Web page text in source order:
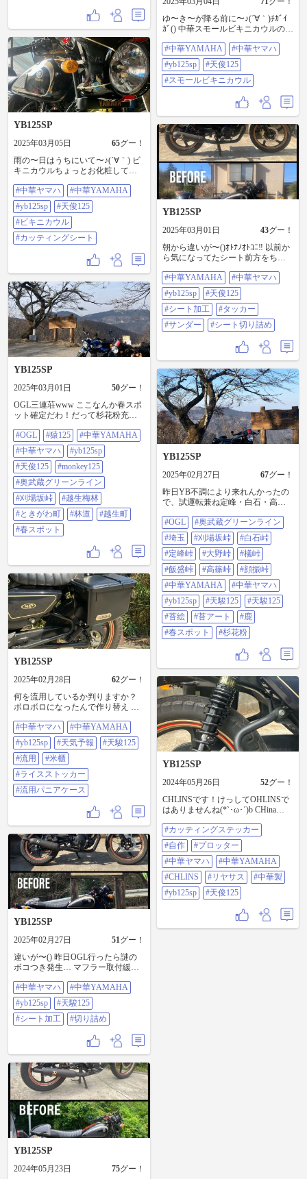
YB125SP
2025年03月05日 65グー！
雨の〜日はうちにいて〜♪(´∀｀) ビ
キニカウルちょっとお化粧してみ
www #中華ヤマハ#中華
YAMAHA#YB125SP#天俊125#ビキ
ニカウル#カッティングシート
#中華ヤマハ
#中華YAMAHA
#yb125sp
#天俊125
#ビキニカウル
#カッティングシート
ゆ〜き〜が降る前に〜♪(´∀｀)ﾁｶﾞｲ
ｶﾞ() 中華スモールビキニカウルの仮
ライト位置下げたいなぁ… #中華
YAMAHA#中華ヤマハ#YB125SP#
天俊125#スモールビキニカウル
#中華YAMAHA
#中華ヤマハ
#yb125sp
#天俊125
#スモールビキニカウル
YB125SP
2025年03月01日 50グー！
OGL三連荘www ここなんか春スポ
ット確定だわ！だって杉花粉充満
は梅でも梅林ではありませんぞ＾
＾ #OGL#猿125#中華YAMAHA#中
華ヤマハ#YB125SP#天俊
125#Monkey125#奥武蔵グリーンラ
イン#刈場坂峠#越生梅林#ときがわ
町#林道#越生町#春スポット
#OGL #猿125
#中華YAMAHA
#中華ヤマハ
#yb125sp
#天俊125
#monkey125
#奥武蔵グリーンライン
#刈場坂峠
#越生梅林
#ときがわ町
#林道
#越生町
#春スポット
YB125SP
2025年03月01日 43グー！
朝から違いが〜()ｵﾄﾅﾉｵﾄｺﾆ‼︎ 以前か
ら気になってたシート前方をちと
YAMAHA#中華ヤマハ#YB125SP#
天俊125#シート加工#タッカー#サ
ンダー#シート切り詰め
#中華YAMAHA
#中華ヤマハ
#yb125sp
#天俊125
#シート加工
#タッカー
#サンダー
#シート切り詰め
YB125SP
2025年02月28日 62グー！
何を流用しているか判りますか？
ボロボロになったんで作り替え 以
がってたんで、化粧直ししてから
取付ってねε-(´∀｀; ) 「ライススト
ッカー」ではなく「ナイスストッ
カー」です！(*`･ω･´)ｷﾘｯ 米5kgは運
べるやもしれぬwww #中華ヤマハ#
中華YAMAHA#YB125SP#天気予報
#天駿125#流用#米櫃#ライスストッ
カー#流用パニアケース
#中華ヤマハ
#中華YAMAHA
#yb125sp
#天気予報
#天駿125
#流用
#米櫃
#ライスストッカー
#流用パニアケース
YB125SP
2025年02月27日 67グー！
昨日YB不調により来れんかったの
で、試運転兼ね定峰・白石・高
振峠〜鎌北湖のOGL散歩で峠三昧(*
´Д｀*)ｻﾐｲﾜ… で春スポット? ここな
んか確定だわ！だって杉花粉充満
しとるがな･:*+.\(( °ω° ))/.:+ｳｪｰｲ‼︎
#OGL#奥武蔵グリーンライン#埼玉
#刈場坂峠#白石峠#定峰峠#大野峠#
檥峠#飯盛峠#高篠峠#顔振峠#中華
YAMAHA#中華ヤマハ#YB125SP#
天駿125#天駿125#苔絵#苔アート#
鹿#春スポット#杉花粉
#OGL
#奥武蔵グリーンライン
#埼玉
#刈場坂峠
#白石峠
#定峰峠
#大野峠
#檥峠
#飯盛峠
#高篠峠
#顔振峠
#中華YAMAHA
#中華ヤマハ
#yb125sp
#天駿125
#天駿125
#苔絵
#苔アート
#鹿
#春スポット
#杉花粉
YB125SP
2025年02月27日 51グー！
違いが〜() 昨日OGL行ったら謎の
ボコつき発生… マフラー取付緩み
ど、各所緩み確認したり、キャブ
バラしたりしたけど相変わらず不
規則にボコつき発生… 結局イグニ
ッションコイル入力端子のユルユ
YAMAHA#YB125SP#天駿125#シー
#中華ヤマハ
#中華YAMAHA
#yb125sp
#天駿125
#シート加工
#切り詰め
YB125SP
2024年05月26日 52グー！
CHLINSです！けっしてOHLINSで
はありませんね(*`･ω･´)b CHina
ということで(´∀｀)ｱﾊﾊﾊﾊ #カッティ
ングステッカー#自作#プロッター#
中華ヤマハ#中華
YAMAHA#CHLINS#リヤサス#中華
製#YB125SP#天俊125
#カッティングステッカー
#自作
#プロッター
#中華ヤマハ
#中華YAMAHA
#CHLINS
#リヤサス
#中華製
#yb125sp
#天俊125
YB125SP
2024年05月23日 75グー！